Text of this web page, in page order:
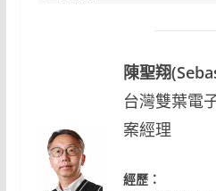
陳聖翔
台灣雙葉電
案經理
經歷：